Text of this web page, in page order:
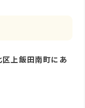
区上飯田南町にあ